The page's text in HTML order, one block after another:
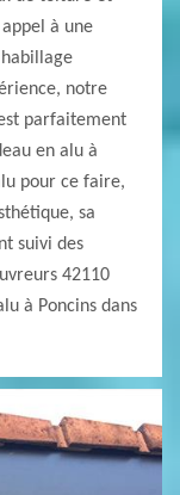
à une
notre
parfaitement
en alu à
pour ce faire,
sa
suivi des
42110
à Poncins dans